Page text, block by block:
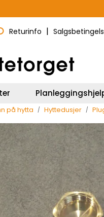
Returinfo |
på hytta Hyttedusjer